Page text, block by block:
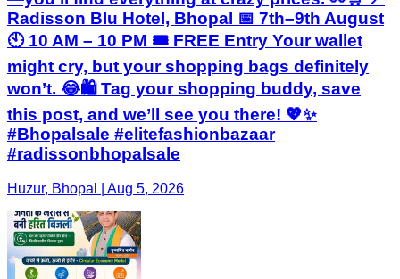
Radisson Blu Hotel, Bhopal 📅 7th–9th August
🕙 10 AM – 10 PM 🎟️ FREE Entry Your wallet
might cry, but your shopping bags definitely
won’t. 😂🛍️ Tag your shopping buddy, save
this post, and we’ll see you there! 💖✨
#Bhopalsale #elitefashionbazaar
#radissonbhopalsale
Huzur, Bhopal | Aug 5, 2026